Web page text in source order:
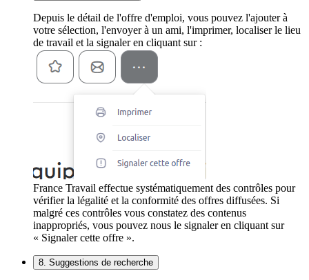
Depuis le détail de l'offre d'emploi, vous pouvez l'ajouter à
votre sélection, l'envoyer à un ami, l'imprimer, localiser le lieu
de travail et la signaler en cliquant sur :
France Travail effectue systématiquement des contrôles pour
vérifier la légalité et la conformité des offres diffusées. Si
malgré ces contrôles vous constatez des contenus
inappropriés, vous pouvez nous le signaler en cliquant sur
« Signaler cette offre ».
8. Suggestions de recherche